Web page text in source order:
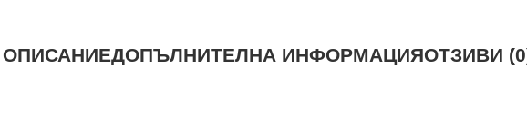
ОПИСАНИЕДОПЪЛНИТЕЛНА ИНФОРМАЦИЯОТЗИВИ